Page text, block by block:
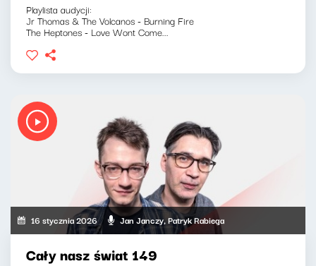
Playlista audycji:
Jr Thomas & The Volcanos - Burning Fire
The Heptones - Love Wont Come...
16 stycznia 2026 Jan Janczy, Patryk Rabiega
Cały nasz świat 149